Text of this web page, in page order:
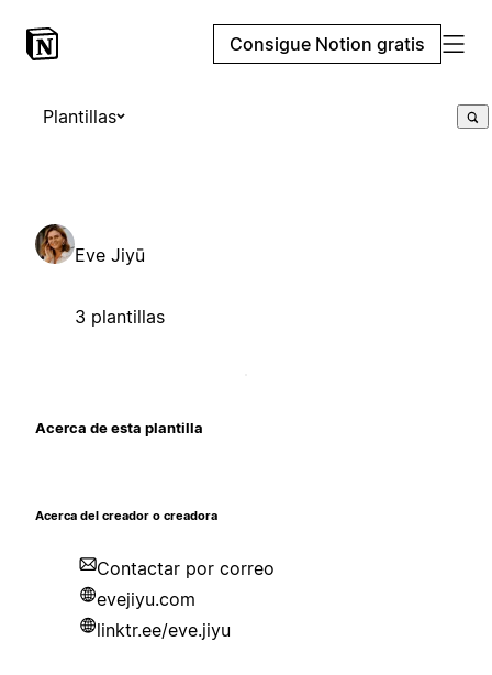
Consigue Notion gratis
Plantillas
Eve Jiyū
3 plantillas
Acerca de esta plantilla
Acerca del creador o creadora
Contactar por correo
evejiyu.com
linktr.ee/eve.jiyu